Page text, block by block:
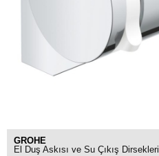
GROHE
El Duş Askısı ve Su Çıkış Dirsekleri